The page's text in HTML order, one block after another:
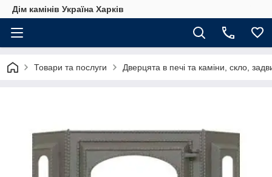
Дім камінів Україна Харків
Товари та послуги Дверцята в печі та каміни, скло,